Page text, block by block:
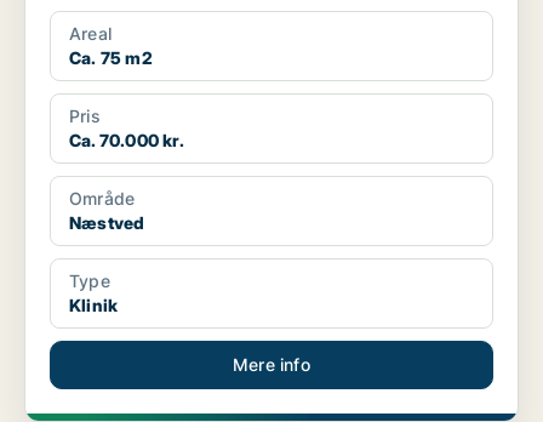
Areal
Ca. 75 m2
Pris
Ca. 70.000 kr.
Område
Næstved
Type
Klinik
Mere info